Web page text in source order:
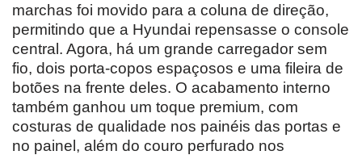
marchas foi movido para a coluna de direção,
permitindo que a Hyundai repensasse o console
central. Agora, há um grande carregador sem
fio, dois porta-copos espaçosos e uma fileira de
botões na frente deles. O acabamento interno
também ganhou um toque premium, com
costuras de qualidade nos painéis das portas e
no painel, além do couro perfurado nos